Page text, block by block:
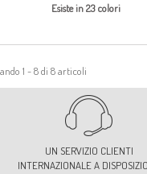
Esiste in 23 colori
1 - 8 di 8 articoli
UN SERVIZIO CLIENTI
INTERNAZIONALE A